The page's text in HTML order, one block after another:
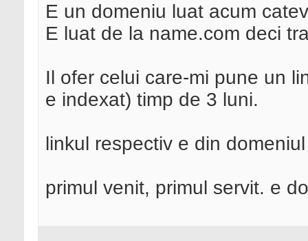
E un domeniu luat acum
E luat de la name.com deci
Il ofer celui care-mi pune un
e indexat) timp de 3 luni.
linkul respectiv e din
primul venit, primul servit. e